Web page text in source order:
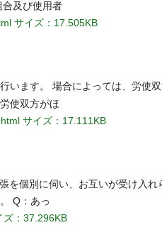
及び使用者
サイズ：17.505KB
います。 場合によっては、労使双
使双方がほ
サイズ：17.111KB
を個別に伺い、お互いが受け入れ
Q：あっ
ズ：37.296KB